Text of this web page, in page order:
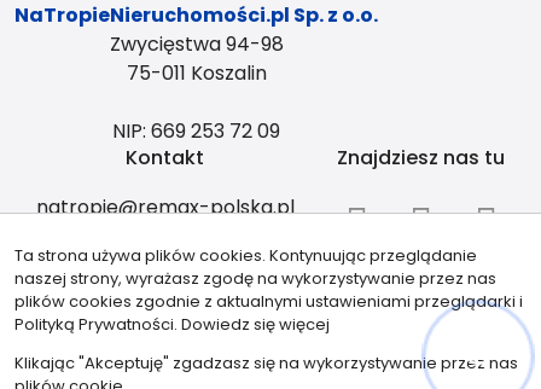
NaTropieNieruchomości.pl Sp. z o.o.
Zwycięstwa 94-98
75-011 Koszalin
NIP: 669 253 72 09
Kontakt
natropie@remax-polska.pl
+48 883 334 408
Znajdziesz nas tu
Partnerzy
Ta strona używa plików cookies. Kontynuując przeglądanie
naszej strony, wyrażasz zgodę na wykorzystywanie przez nas
plików cookies zgodnie z aktualnymi ustawieniami przeglądarki i
Polityką Prywatności. Dowiedz się więcej
Klikając "Akceptuję" zgadzasz się na wykorzystywanie przez nas